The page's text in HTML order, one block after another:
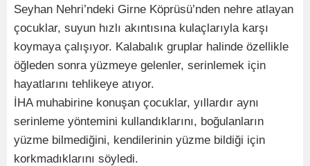
Seyhan Nehri’ndeki Girne Köprüsü’nden nehre atlayan
çocuklar, suyun hızlı akıntısına kulaçlarıyla karşı
koymaya çalışıyor. Kalabalık gruplar halinde özellikle
öğleden sonra yüzmeye gelenler, serinlemek için
hayatlarını tehlikeye atıyor.
İHA muhabirine konuşan çocuklar, yıllardır aynı
serinleme yöntemini kullandıklarını, boğulanların
yüzme bilmediğini, kendilerinin yüzme bildiği için
korkmadıklarını söyledi.